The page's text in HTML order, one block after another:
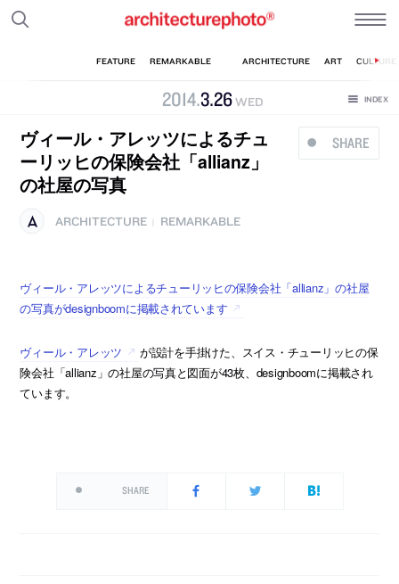
2014.3.26WED
SHARE
ヴィール・アレッツによるチュ
ーリッヒの保険会社「allianz」
の社屋の写真
ARCHITECTURE REMARKABLE
ヴィール・アレッツによるチューリッヒの保険会社「allianz」の社屋
の写真がdesignboomに掲載されています
ヴィール・アレッツ
が設計を手掛けた、スイス・チューリッヒの保
険会社「allianz」の社屋の写真と図面が43枚、designboomに掲載され
ています。
SHARE